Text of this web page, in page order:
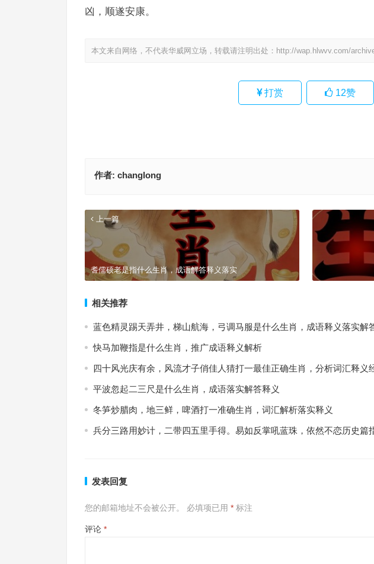
凶，顺遂安康。
本文来自网络，不代表华威网立场，转载请注明出处： http://wap.hlwvv.com/
打赏 12赞
作者: changlong
上一篇
耆儒硕老是指什么生肖，成语解答释义落实
相关推荐
蓝色精灵踢天弄井，梯山航海，弓调马服是什么生肖，成语释义落实解
快马加鞭指是什么生肖，推广成语释义解析
四十风光庆有余，风流才子俏佳人猜打一最佳正确生肖，分析词汇释义
平波忽起二三尺是什么生肖，成语落实解答释义
冬笋炒腊肉，地三鲜，啤酒打一准确生肖，词汇解析落实释义
兵分三路用妙计，二带四五里手得。易如反掌吼蓝珠，依然不恋历史篇
发表回复
您的邮箱地址不会被公开。 必填项已用 * 标注
评论 *